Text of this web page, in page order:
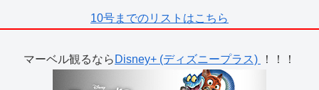
10号までのリストはこちら
マーベル観るなら Disney+ (ディズニープラス) ！！！